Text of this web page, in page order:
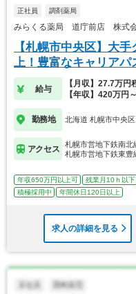
正社員 調剤薬局
みらくる薬局 道庁前店 株式会
【札幌市中央区】大
上！豊富なキャリア
給与
【月収】27.7万円
【年収】420万円
勤務地 北海道 札幌市中央区
アクセス
札幌市営地下鉄南北
札幌市営地下鉄東豊
年収650万円以上可 残業月10ｈ以下
積極採用中
年間休日120日以上
求人の詳細を見る